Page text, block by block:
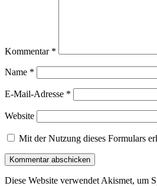
Kommentar *
Name *
E-Mail-Adresse *
Website
Mit der Nutzung dieses Formulars
Diese Website verwendet Akismet, um